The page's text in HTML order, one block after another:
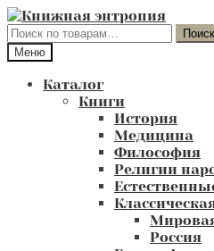
Перейти
к
навигации
Перейти
к
содержимому
Искать:
Поиск
Меню
Каталог
Книги
История
Медицина
Философия
Религии
Россия